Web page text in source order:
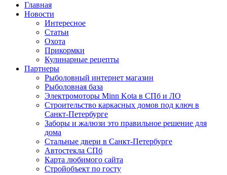
Главная
Новости
Интересное
Статьи
Охота
Прикормки
Кулинарные рецепты
Партнеры
Рыболовный интернет магазин
Рыболовная база
Электромоторы Minn Kota в СПб и ЛО
Строительство каркасных домов под ключ в
Санкт-Петербурге
Заборы и жалюзи это правильное решение для
дома
Стальные двери в Санкт-Петербурге
Автостекла СПб
Карта любимого сайта
Стройобъект по госту